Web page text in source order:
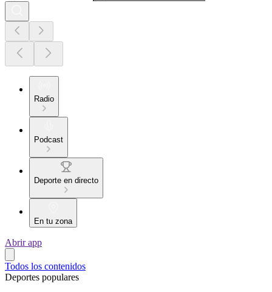
Radio
Podcast
Deporte en directo
En tu zona
Abrir app
Todos los contenidos
Deportes populares